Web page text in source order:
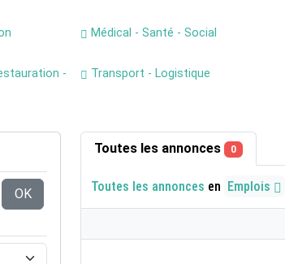
Médical - Santé - Social
-
Transport - Logistique
OK
Toutes les annonces 0
Toutes les annonces en Emplois